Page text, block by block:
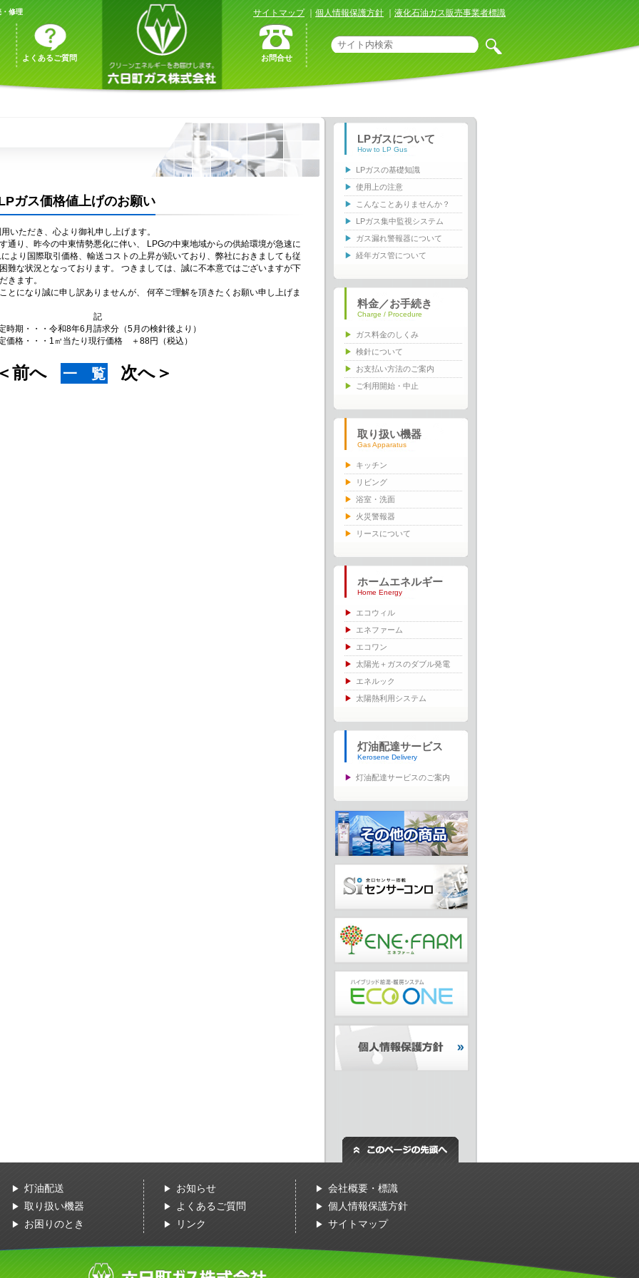
修理 サイトマップ 個人情報保護方針 液化石油ガス販売事業者標識
よくあるご質問 お問合せ
ガス価格値上げのお願い
いただき、心より御礼申し上げます。
通り、昨今の中東情勢悪化に伴い、 LPGの中東地域からの供給環境が急速に
より国際取引価格、輸送コストの上昇が続いており、弊社におきましても従
難な状況となっております。 つきましては、誠に不本意ではございますが下
だきます。
とになり誠に申し訳ありませんが、 何卒ご理解を頂きたくお願い申し上げま
8年6月請求分（5月の検針後より）
たり現行価格 ＋88円（税込）
＜前へ 一 覧 次へ＞
LPガスについて
How to LP Gus
LPガスの基礎知識
使用上の注意
こんなことありませんか？
LPガス集中監視システム
ガス漏れ警報器について
経年ガス管について
料金／お手続き
Charge / Procedure
ガス料金のしくみ
検針について
お支払い方法のご案内
ご利用開始・中止
取り扱い機器
Gas Apparatus
キッチン
リビング
浴室・洗面
火災警報器
リースについて
ホームエネルギー
Home Energy
エコウィル
エネファーム
エコワン
太陽光＋ガスのダブル発電
エネルック
太陽熱利用システム
灯油配達サービス
Kerosene Delivery
灯油配達サービスのご案内
灯油配送
取り扱い機器
お困りのとき
お知らせ
よくあるご質問
リンク
会社概要・標識
個人情報保護方針
サイトマップ